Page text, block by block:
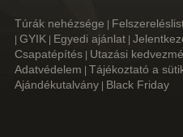
Túrák nehézsége
GYIK Egyedi ajánlat
Csapatépítés
Utazási
Adatvédelem
Tájékoztató a
Ajándékutalvány
Black Friday